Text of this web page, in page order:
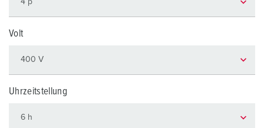
Volt
Uhrzeitstellung